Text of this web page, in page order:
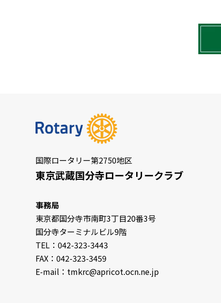
国際ロータリー第2750地区
東京武蔵国分寺ロータリークラブ
事務局
東京都国分寺市南町3丁目20番3号
国分寺ターミナルビル9階
TEL：042-323-3443
FAX：042-323-3459
E-mail：tmkrc@apricot.ocn.ne.jp